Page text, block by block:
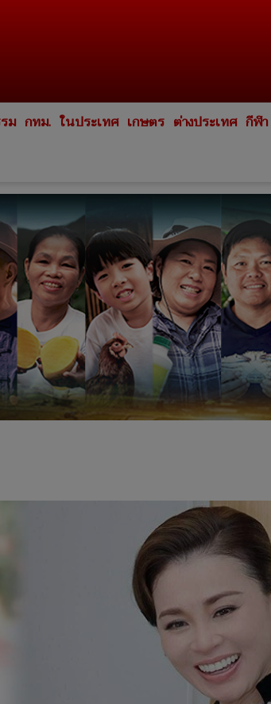
ม กทม. ในประเทศ เกษตร ต่างประเทศ กีฬา